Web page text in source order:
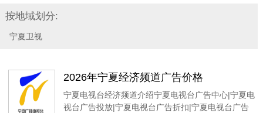
按地域划分:
宁夏卫视
2026年宁夏经济频道广告价格
宁夏电视台经济频道介绍宁夏电视台广告中心|宁夏电
视台广告投放|宁夏电视台广告折扣|宁夏电视台广告